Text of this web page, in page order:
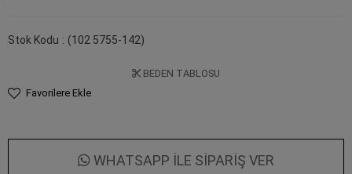
Stok Kodu (102 5755-142)
BEDEN TABLOSU
Favorilere Ekle
WHATSAPP İLE SİPARİŞ VER